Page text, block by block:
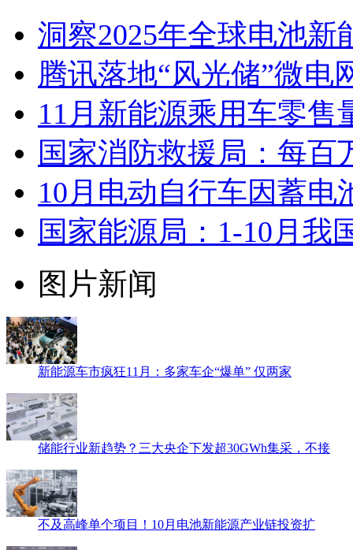
洞察2025年全球电池
腾讯落地“风光储”微电
11月新能源乘用车零售
国家消防救援局：每
10月电动自行车因蓄电
国家能源局：1-10月我
图片新闻
新能源车市疯狂11月：多家车企“爆单” 仅两家
储能行业新趋势？三大央企下发超30GWh集采，不接
不及高峰单个项目！10月电池新能源产业链投资扩